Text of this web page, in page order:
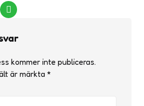
kommer inte publiceras.
är märkta *